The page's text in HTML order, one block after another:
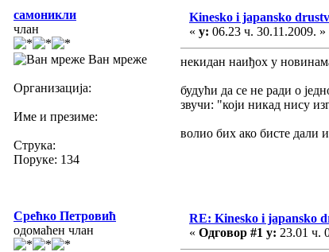
самоникли
члан
Ван мреже
Организација:
Име и презиме:
Струка:
Поруке: 134
Kinesko i japansko
« у: 06.23 ч. 30.11.2009. »
некидан наиђох у
будући да се не ради о
звучи: "који никад нису
волио бих ако бисте дали
Срећко Петровић
одомаћен члан
RE: Kinesko i japansko
« Одговор #1 у: 23.01 ч.